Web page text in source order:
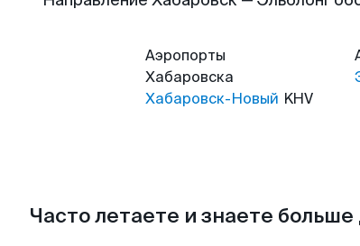
Аэропорты
Хабаровска
Хабаровск-Новый KHV
Часто летаете и знаете